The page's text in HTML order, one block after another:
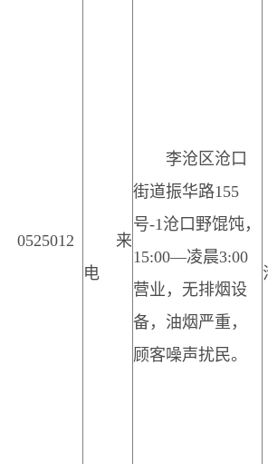
0525012
来
电
李沧区沧口
街道振华路155
号-1沧口野馄饨，
15:00—凌晨3:00
营业，无排烟设
备，油烟严重，
顾客噪声扰民。